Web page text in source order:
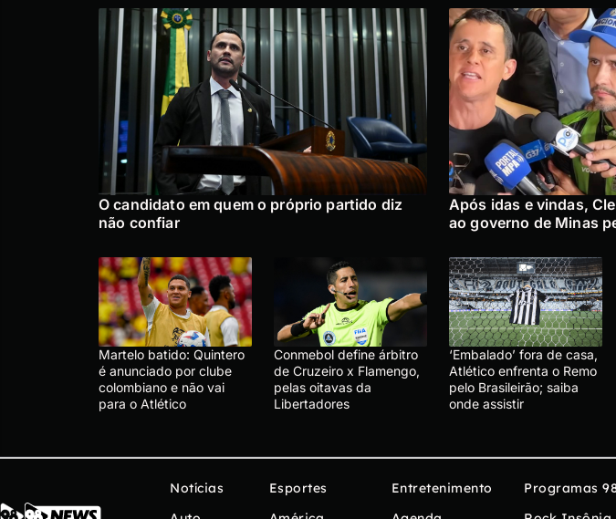
O candidato em quem o próprio partido diz
não confiar
Após idas e vindas,
ao governo de Minas
Martelo batido: Quintero
é anunciado por clube
colombiano e não vai
para o Atlético
Conmebol define árbitro
de Cruzeiro x Flamengo,
pelas oitavas da
Libertadores
‘Embalado’ fora de casa,
Atlético enfrenta o Remo
pelo Brasileirão; saiba
onde assistir
Notícias
Esportes
Entretenimento
Programas